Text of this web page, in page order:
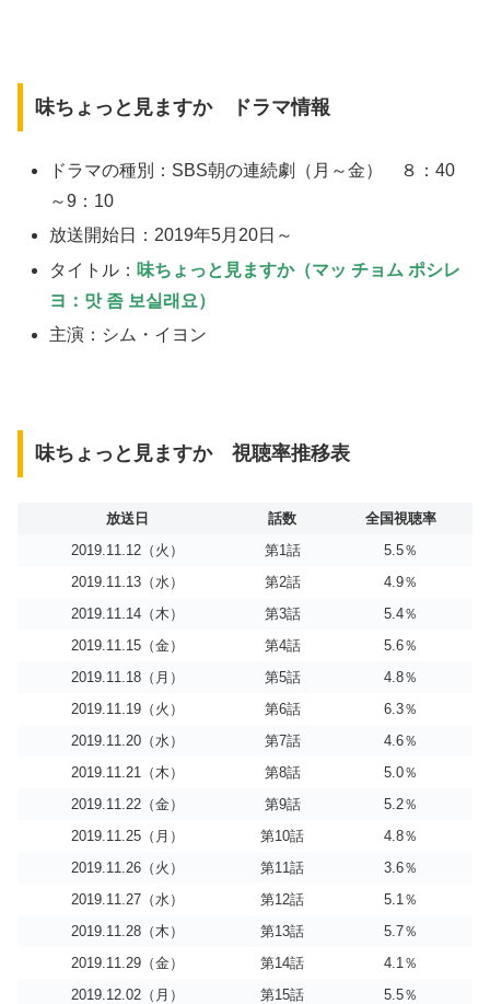
味ちょっと見ますか ドラマ情報
ドラマの種別：SBS朝の連続劇（月～金） ８：40
～9：10
放送開始日：2019年5月20日～
タイトル： 味ちょっと見ますか（マッ チョム ポシレ
ヨ：맛 좀 보실래요）
主演：シム・イヨン
味ちょっと見ますか 視聴率推移表
放送日 話数
全国視聴率
2019.11.12（火）
第1話
5.5％
2019.11.13（水）
第2話
4.9％
2019.11.14（木）
第3話
5.4％
2019.11.15（金）
第4話
5.6％
2019.11.18（月）
第5話
4.8％
2019.11.19（火）
第6話
6.3％
2019.11.20（水）
第7話
4.6％
2019.11.21（木）
第8話
5.0％
2019.11.22（金）
第9話
5.2％
2019.11.25（月）
第10話
4.8％
2019.11.26（火）
第11話
3.6％
2019.11.27（水）
第12話
5.1％
2019.11.28（木）
第13話
5.7％
2019.11.29（金）
第14話
4.1％
2019.12.02（月）
第15話
5.5％